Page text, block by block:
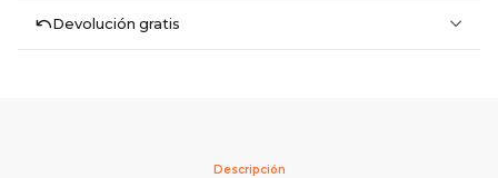
Devolución gratis
Descripción